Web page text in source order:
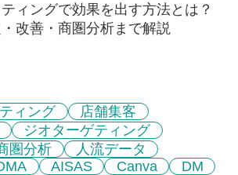
ィングで効果を出す方法とは？
改善・商圏分析まで解説
ィング
店舗集客
ジオターゲティング
圏分析
人流データ
AISAS Canva
DM